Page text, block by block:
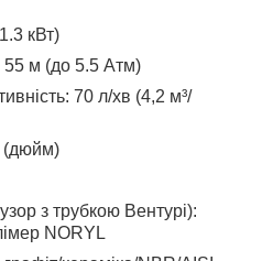
кВт)
55 м (до 5.5 Атм)
70 л/хв (4,2 м³/
(дюйм)
з трубкою Вентурі):
NORYL